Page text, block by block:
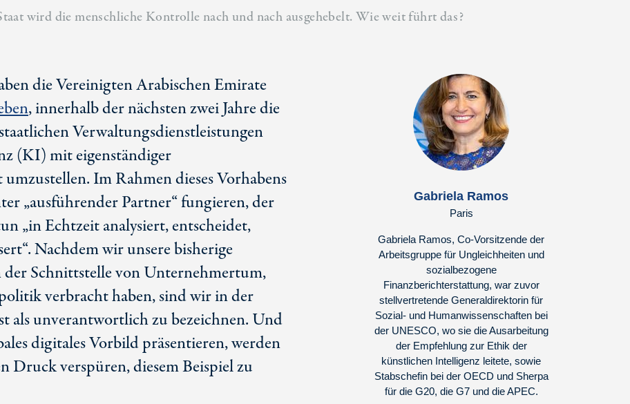
wird die menschliche Kontrolle nach und nach ausgehebelt. Wie weit führt das?
die Vereinigten Arabischen Emirate
, innerhalb der nächsten zwei Jahre die
Verwaltungsdienstleistungen
(KI) mit eigenständiger
Im Rahmen dieses Vorhabens
„ausführender Partner“ fungieren, der
„in Echtzeit analysiert, entscheidet,
Nachdem wir unsere bisherige
Schnittstelle von Unternehmertum,
verbracht haben, sind wir in der
als unverantwortlich zu bezeichnen. Und
digitales Vorbild präsentieren, werden
Druck verspüren, diesem Beispiel zu
Gabriela Ramos
Paris
Gabriela Ramos, Co-Vorsitzende der
Arbeitsgruppe für Ungleichheiten und
sozialbezogene
Finanzberichterstattung, war zuvor
stellvertretende Generaldirektorin für
Sozial- und Humanwissenschaften bei
der UNESCO, wo sie die Ausarbeitung
der Empfehlung zur Ethik der
künstlichen Intelligenz leitete, sowie
Stabschefin bei der OECD und Sherpa
für die G20, die G7 und die APEC.